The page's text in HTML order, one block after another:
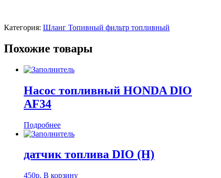
Категория: Шланг Топивный фильтр топливный
Похожие товары
Насос топливный HONDA DIO
AF34
Подробнее
датчик топлива DIO (Н)
450р. В корзину